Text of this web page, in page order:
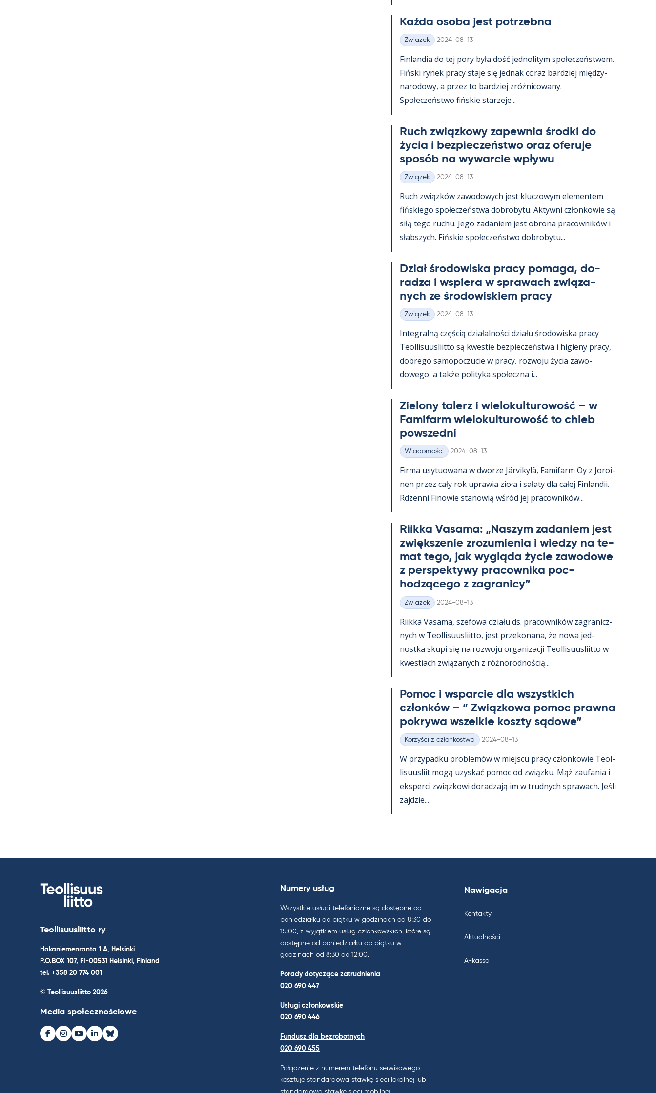
Każda osoba jest potrzebna
Kategorie
Związek Kirjoitettu
2024-08-13
Fin­lan­dia do tej pory była dość jed­no­li­tym społeczeństwem.
Fiński ry­nek pracy staje się jed­nak co­raz bardziej między­
na­ro­dowy, a przez to bardziej zróż­nicowany.
Społeczeństwo fińs­kie starzeje...
Ruch związ­kowy za­pew­nia środki do
życia i bez­pieczeństwo oraz ofe­ruje
sposób na wywarcie wpływu
Kategorie
Związek Kirjoitettu
2024-08-13
Ruch związków zawo­dowych jest kluczowym ele­men­tem
fińs­kiego społeczeństwa do­bro­bytu. Ak­tywni człon­kowie są
siłą tego ruchu. Jego za­da­niem jest obrona pracow­ników i
słabszych. Fińs­kie społeczeństwo do­bro­bytu...
Dział śro­dowiska pracy po­maga, do­
radza i ws­piera w sprawach związa­
nych ze śro­dowis­kiem pracy
Kategorie
Związek Kirjoitettu
2024-08-13
In­te­gralną częścią działal­ności działu śro­dowiska pracy
Teol­li­suus­liitto są kwes­tie bez­pieczeństwa i hi­gieny pracy,
dobrego sa­mo­poczucie w pracy, rozwoju życia zawo­
dowego, a także po­li­tyka społeczna i...
Zie­lony ta­lerz i wie­lo­kul­tu­rowość – w
Fa­mi­farm wie­lo­kul­tu­rowość to ch­leb
powszedni
Kategorie
Wiadomości Kirjoitettu
2024-08-13
Firma usy­tuowana w dworze Jär­vi­kylä, Fa­mi­farm Oy z Jo­roi­
nen przez cały rok uprawia zioła i sałaty dla całej Fin­lan­dii.
Rdzenni Fi­nowie sta­nowią wśród jej pracow­ników...
Riikka Va­sama: „Naszym za­da­niem jest
zwiększe­nie zrozu­mie­nia i wiedzy na te­
mat tego, jak wygląda życie zawo­dowe
z pers­pek­tywy pracow­nika poc­
hodzącego z za­gra­nicy”
Kategorie
Związek Kirjoitettu
2024-08-13
Riikka Va­sama, sze­fowa działu ds. pracow­ników za­gra­nicz­
nych w Teol­li­suus­liitto, jest prze­ko­nana, że nowa jed­
nostka skupi się na rozwoju or­ga­nizacji Teol­li­suus­liitto w
kwes­tiach związa­nych z róż­no­rod­nością...
Po­moc i ws­parcie dla wszyst­kich
członków – ” Związ­kowa po­moc prawna
pok­rywa wszel­kie koszty są­dowe”
Kategorie
Korzyści z członkostwa Kirjoitettu
2024-08-13
W przy­padku problemów w miejscu pracy człon­kowie Teol­
li­suus­liit mogą uzys­kać po­moc od związku. Mąż zau­fa­nia i
eks­perci związ­kowi do­radzają im w trud­nych sprawach. Jeśli
zajdzie...
Teollisuusliitto ry
Hakaniemenranta 1 A, Helsinki
P.O.BOX 107, FI-00531 Helsinki, Finland
tel. +358 20 774 001
© Teollisuusliitto 2026
Media społecznościowe
Facebook
Instagram
Youtube
LinkedInBluesky
Numery usług
Wszystkie usługi telefoniczne są dostępne od
poniedziałku do piątku w godzinach od 8:30 do
15:00, z wyjątkiem usług członkowskich, które są
dostępne od poniedziałku do piątku w
godzinach od 8:30 do 12:00.
Porady dotyczące zatrudnienia
020 690 447
Usługi członkowskie
020 690 446
Fundusz dla bezrobotnych
020 690 455
Połączenie z numerem telefonu serwisowego
kosztuje standardową stawkę sieci lokalnej lub
standardową stawkę sieci mobilnej.
Nawigacja
Kontakty
Aktualności
A-kassa